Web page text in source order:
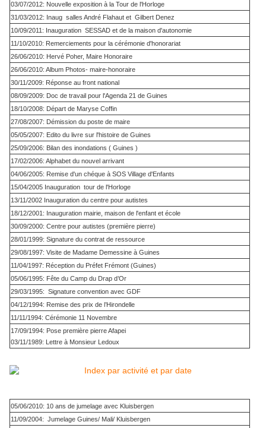
03/07/2012: Nouvelle exposition à la Tour de l'Horloge
31/03/2012: Inaug salles André Flahaut et Gilbert Denez
10/09/2011: Inauguration SESSAD et de la maison d'autonomie
11/10/2010: Remerciements pour la cérémonie d'honorariat
26/06/2010: Hervé Poher, Maire Honoraire
26/06/2010: Album Photos- maire-honoraire
30/11/2009: Réponse au front national
08/09/2009: Doc de travail pour l'Agenda 21 de Guines
18/10/2008: Départ de Maryse Coffin
27/08/2007: Démission du poste de maire
05/05/2007: Edito du livre sur l'histoire de Guines
25/09/2006: Bilan des inondations ( Guines )
17/02/2006: Alphabet du nouvel arrivant
04/06/2005: Remise d'un chéque à SOS Village d'Enfants
15/04/2005 Inauguration tour de l'Horloge
13/11/2002 Inauguration du centre pour autistes
18/12/2001: Inauguration mairie, maison de l'enfant et école
30/09/2000: Centre pour autistes (première pierre)
28/01/1999: Signature du contrat de ressource
29/08/1997: Visite de Madame Demessine à Guines
11/04/1997: Réception du Préfet Frémont (Guines)
05/06/1995: Fête du Camp du Drap d’Or
29/03/1995: Signature convention avec GDF
04/12/1994: Remise des prix de l’Hirondelle
11/11/1994: Cérémonie 11 Novembre
17/09/1994: Pose première pierre Afapei
03/11/1989: Lettre à Monsieur Ledoux
05/06/2010: 10 ans de jumelage avec Kluisbergen
11/09/2004: Jumelage Guines/ Mali/ Kluisbergen